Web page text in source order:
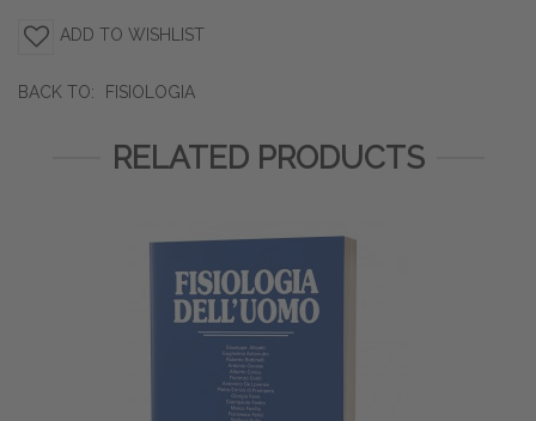
ADD TO WISHLIST
BACK TO: FISIOLOGIA
RELATED PRODUCTS